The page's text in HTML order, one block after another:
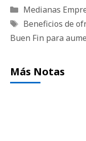
Categorías
Medianas
Etiquetas
Beneficios de
Buen Fin para
Más Notas